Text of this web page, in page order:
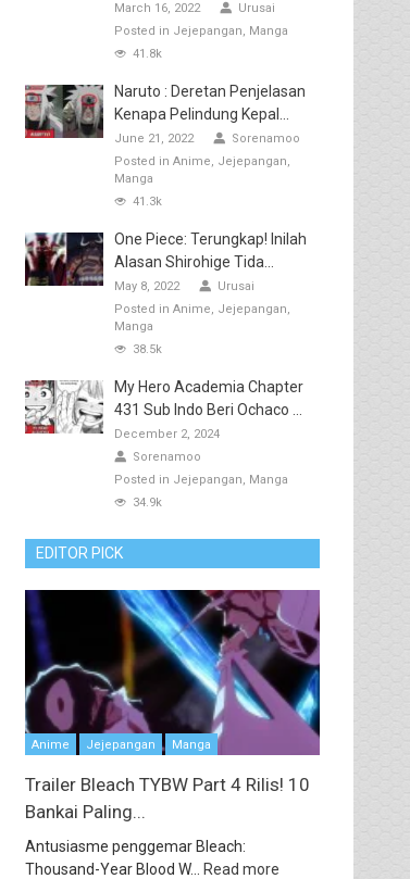
March 16, 2022
Urusai
Posted in Jejepangan
Manga
41.8k
Naruto : Deretan Penjelasan
Kenapa Pelindung Kepal...
June 21, 2022
Sorenamoo
Posted in Anime
Jejepangan
Manga
41.3k
One Piece: Terungkap! Inilah
Alasan Shirohige Tida...
May 8, 2022
Urusai
Posted in Anime
Jejepangan
Manga
38.5k
My Hero Academia Chapter
431 Sub Indo Beri Ochaco ...
December 2, 2024
Sorenamoo
Posted in Jejepangan
Manga
34.9k
EDITOR PICK
Anime Jejepangan Manga
Trailer Bleach TYBW Part 4 Rilis! 10
Bankai Paling...
Antusiasme penggemar Bleach:
Thousand-Year Blood W...
Read more